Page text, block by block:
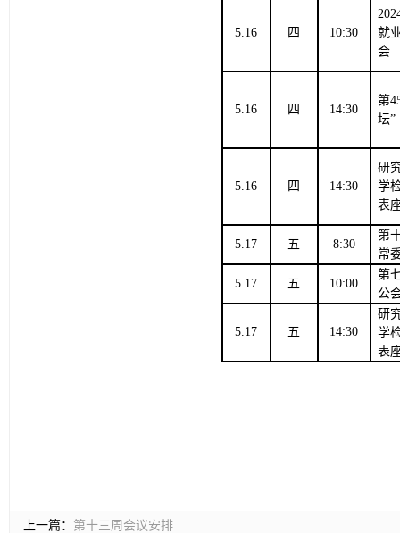
5.16 四 10:30
就
会
5.16 四 14:30
第
坛”
5.16 四 14:30
研
学
表
5.17 五 8:30
第
常
5.17 五 10:00
第
公
5.17 五 14:30
研
学
表
上一篇： 第十三周会议安排